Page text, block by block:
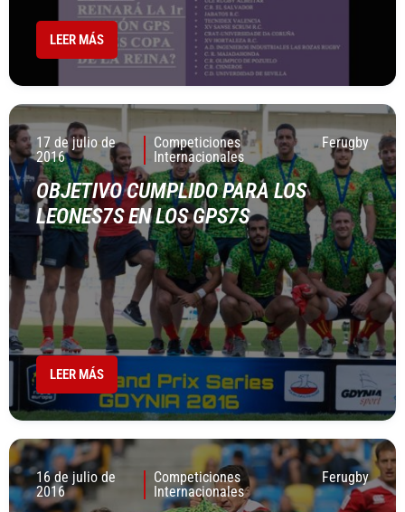
LEER MÁS
17 de julio de
2016
Competiciones
Internacionales
Ferugby
OBJETIVO CUMPLIDO PARA LOS
LEONES7S EN LOS GPS7S
LEER MÁS
16 de julio de
2016
Competiciones
Internacionales
Ferugby